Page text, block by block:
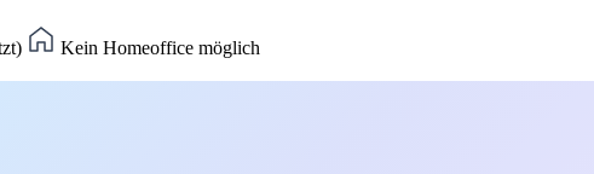
Kein Homeoffice möglich